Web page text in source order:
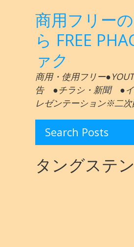
商用フリー
ら FREE
ァク
商用・使用フリー
告 ●チラシ・新聞 ●
レゼンテーション※二
Search Posts
タングステ